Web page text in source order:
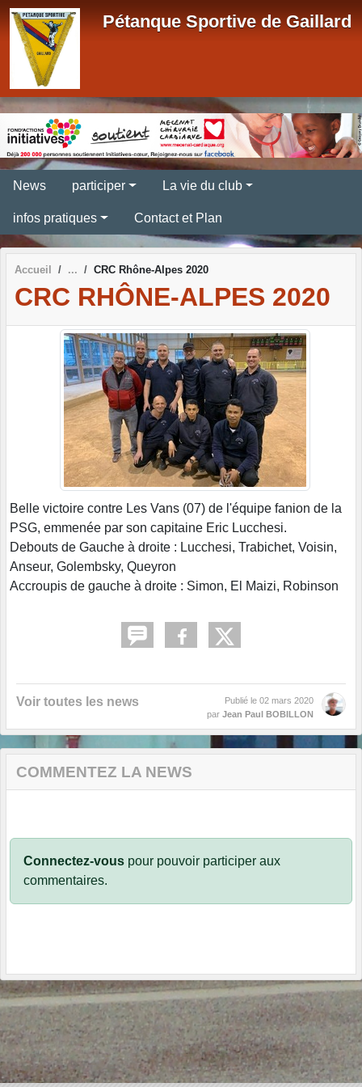
Pétanque Sportive de Gaillard
News participer La vie du club
infos pratiques Contact et Plan
Accueil CRC Rhône-Alpes 2020
CRC RHÔNE-ALPES 2020
Belle victoire contre Les Vans (07) de l'équipe fanion de la
PSG, emmenée par son capitaine Eric Lucchesi.
Debouts de Gauche à droite : Lucchesi, Trabichet, Voisin,
Anseur, Golembsky, Queyron
Accroupis de gauche à droite : Simon, El Maizi, Robinson
Voir toutes les news Publié le 02 mars 2020
par Jean Paul BOBILLON
COMMENTEZ LA NEWS
Connectez-vous pour pouvoir participer aux
commentaires.
Panneau de gestion des cookies